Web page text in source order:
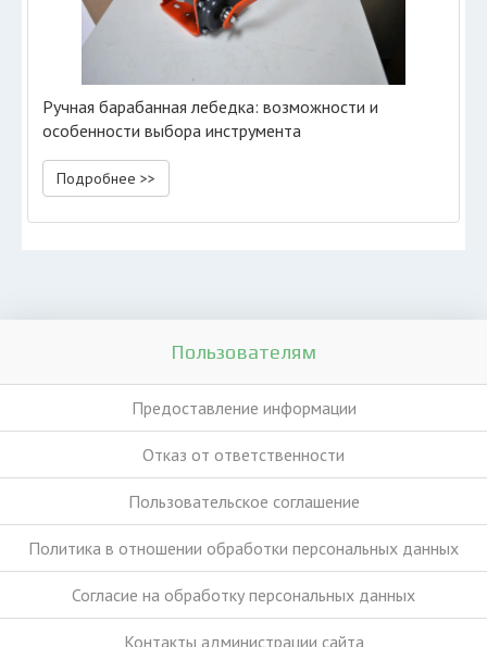
Ручная барабанная лебедка: возможности и
особенности выбора инструмента
Подробнее >>
Пользователям
Предоставление информации
Отказ от ответственности
Пользовательское соглашение
Политика в отношении обработки персональных данных
Согласие на обработку персональных данных
Контакты администрации сайта